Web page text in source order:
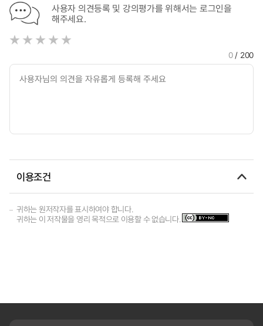
사용자 의견등록 및 강의평가를 위해서는 로그인을
해주세요.
0/ 200
이용조건
귀하는 원저작자를 표시하여야 합니다.
귀하는 이 저작물을 영리 목적으로 이용할 수 없습니다.